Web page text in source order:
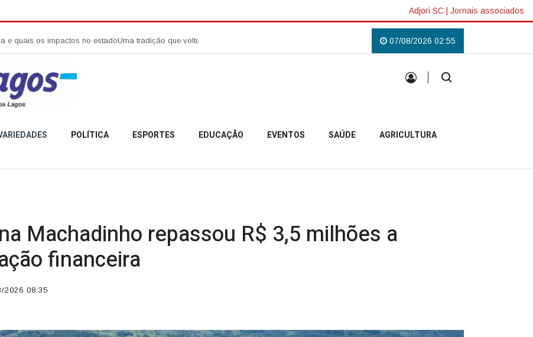
Adjori SC | Jornais associados
impactos no estado Uma tradição que voltou a reunir a comunidade campobelense Padre Pablo inicia missão em Anita Garibaldi e destaca
07/08/2026 02:55
POLÍTICA ESPORTES EDUCAÇÃO EVENTOS SAÚDE AGRICULTURA
Machadinho repassou R$ 3,5 milhões a
financeira
2026 08:35